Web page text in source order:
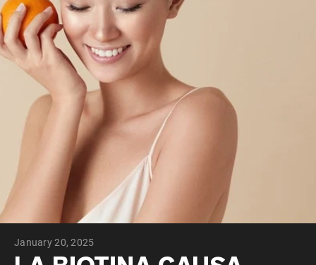
”Protein Powder“
”Overnight Oats“
”Vegan protein“
”Collagen“
”Micellar Casein“
PROTEIN POWDERSBest Seller
Proteina di piselli
Proteine del Siero di Latte da
Allevamento al Pascolo
Peptidi di collagene
Whey al cioccolato da latte di mucche
alimentate a erba
Whey di erba alimentata alla vaniglia
Siero di latte da bovini alimentati a erba
Shop All Protein Powders
VEGAN PROTEIN Best Seller
January 20, 2025